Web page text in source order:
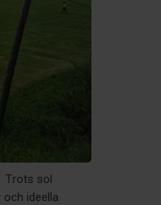
Trots sol
ideella